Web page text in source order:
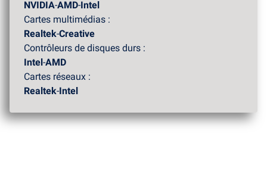
NVIDIA-AMD-Intel
Cartes multimédias :
Realtek-Creative
Contrôleurs de disques durs :
Intel-AMD
Cartes réseaux :
Realtek-Intel